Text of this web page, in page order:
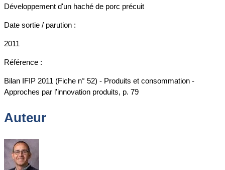
Développement d'un haché de porc précuit
Date sortie / parution :
2011
Référence :
Bilan IFIP 2011 (Fiche n° 52) - Produits et consommation -
Approches par l'innovation produits, p. 79
Auteur